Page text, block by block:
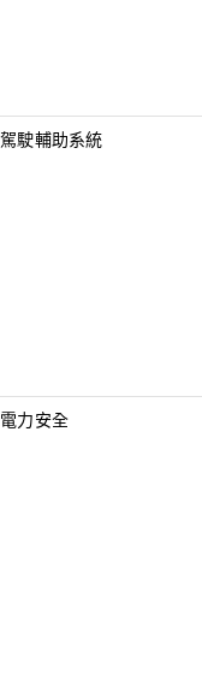
駕駛輔助系統
電力安全